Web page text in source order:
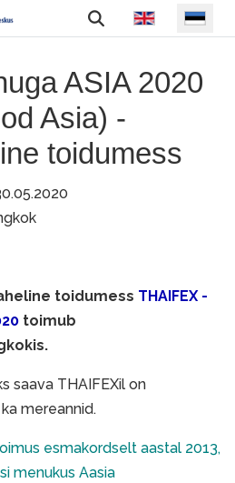
Vali keel
ASIA 2020
Asia) -
toidumess
toidumess THAIFEX -
toimub
saava THAIFEXil on
mereannid.
esmakordselt aastal 2013,
menukus Aasia